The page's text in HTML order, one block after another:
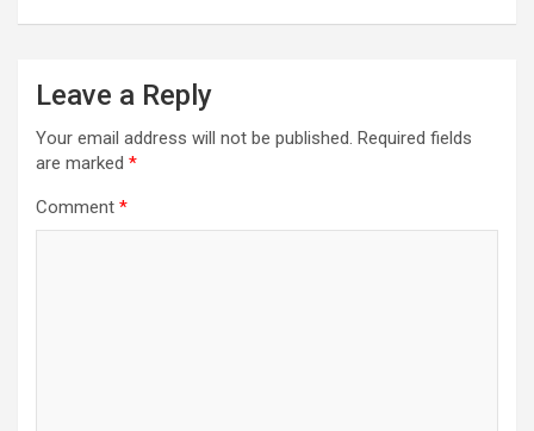
Leave a Reply
Your email address will not be published. Required fields
are marked *
Comment *